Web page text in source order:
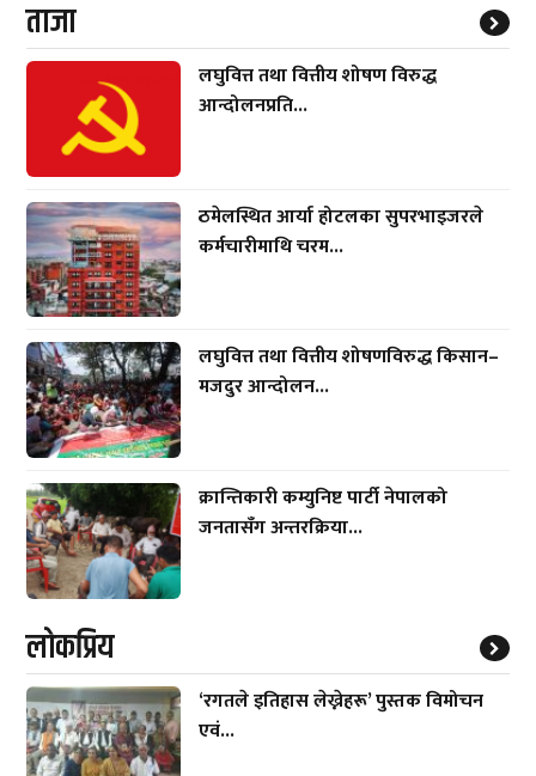
ताजा
लघुवित्त तथा वित्तीय शोषण विरुद्ध
आन्दोलनप्रति...
ठमेलस्थित आर्या होटलका सुपरभाइजरले
कर्मचारीमाथि चरम...
लघुवित्त तथा वित्तीय शोषणविरुद्ध किसान–
मजदुर आन्दोलन...
क्रान्तिकारी कम्युनिष्ट पार्टी नेपालको
जनतासँग अन्तरक्रिया...
लाेकप्रिय
‘रगतले इतिहास लेख्नेहरू’ पुस्तक विमोचन
एवं...